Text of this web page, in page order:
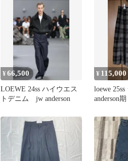
¥66,500
LOEWE 24ss ハイウエス
トデニム jw anderson
¥ 115,000
loewe
anderson